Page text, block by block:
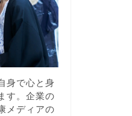
身で心と身
す。企業の
メディアの